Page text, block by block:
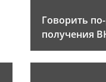
Говорить
получения